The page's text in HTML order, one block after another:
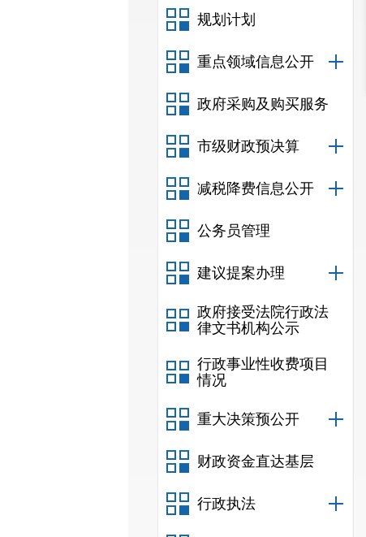
规划计划
重点领域信息公开
政府采购及购买服务
市级财政预决算
减税降费信息公开
公务员管理
建议提案办理
政府接受法院行政法
律文书机构公示
行政事业性收费项目
情况
重大决策预公开
财政资金直达基层
行政执法